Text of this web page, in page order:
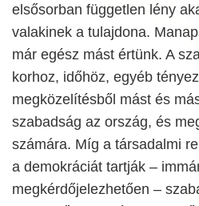
elsősorban független lény
valakinek a tulajdona.
már egész mást értünk. A
korhoz, időhöz, egyéb
megközelítésből mást és
szabadság az ország, és
számára. Míg a társadalmi
a demokráciát tartják –
megkérdőjelezhetően –